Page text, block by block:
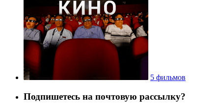
5 фильмов
Подпишетесь на почтовую рассылку?